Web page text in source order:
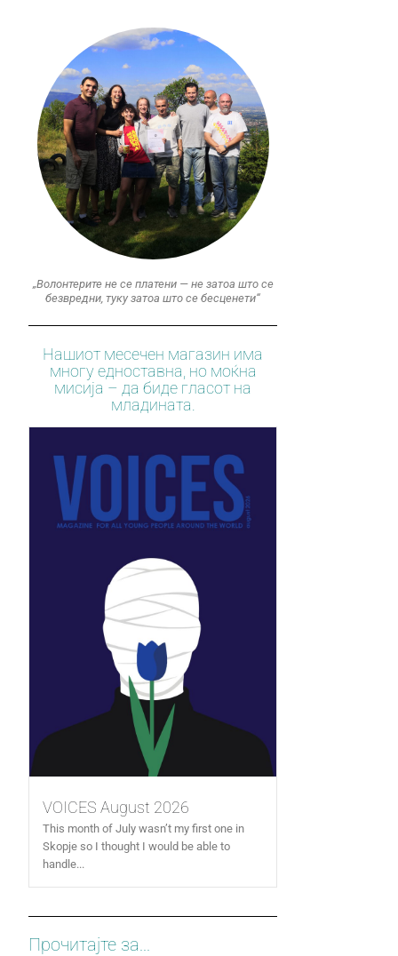
„Волонтерите не се платени — не затоа што се
безвредни, туку затоа што се бесценети“
Нашиот месечен магазин има
многу едноставна, но моќна
мисија – да биде гласот на
младината.
VOICES August 2026
This month of July wasn’t my first one in
Skopje so I thought I would be able to
handle...
Прочитајте за...